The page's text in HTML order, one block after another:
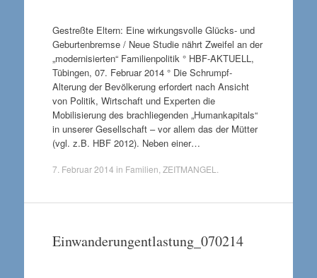
Gestreßte Eltern: Eine wirkungsvolle Glücks- und
Geburtenbremse / Neue Studie nährt Zweifel an der
„modernisierten“ Familienpolitik ° HBF-AKTUELL,
Tübingen, 07. Februar 2014 ° Die Schrumpf-
Alterung der Bevölkerung erfordert nach Ansicht
von Politik, Wirtschaft und Experten die
Mobilisierung des brachliegenden „Humankapitals“
in unserer Gesellschaft – vor allem das der Mütter
(vgl. z.B. HBF 2012). Neben einer…
7. Februar 2014 in Familien ZEITMANGEL
Einwanderungentlastung_070214